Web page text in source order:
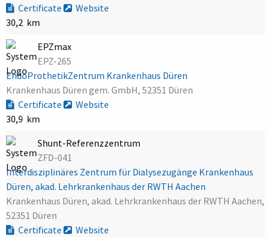
Certificate
Website
30,2 km
EPZmax
EPZ-265
EndoProthetikZentrum Krankenhaus Düren
Krankenhaus Düren gem. GmbH, 52351 Düren
Certificate
Website
30,9 km
Shunt-Referenzzentrum
ZFD-041
Interdisziplinäres Zentrum für Dialysezugänge Krankenhaus
Düren, akad. Lehrkrankenhaus der RWTH Aachen
Krankenhaus Düren, akad. Lehrkrankenhaus der RWTH Aachen,
52351 Düren
Certificate
Website